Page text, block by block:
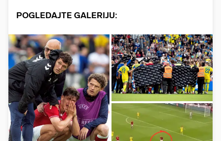
POGLEDAJTE GALERIJU: